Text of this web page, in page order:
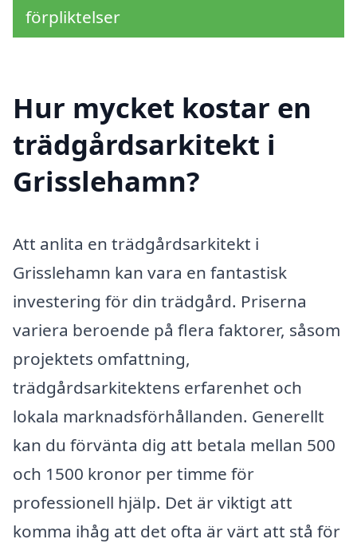
förpliktelser
Hur mycket kostar en
trädgårdsarkitekt i
Grisslehamn?
Att anlita en trädgårdsarkitekt i
Grisslehamn kan vara en fantastisk
investering för din trädgård. Priserna
variera beroende på flera faktorer, såsom
projektets omfattning,
trädgårdsarkitektens erfarenhet och
lokala marknadsförhållanden. Generellt
kan du förvänta dig att betala mellan 500
och 1500 kronor per timme för
professionell hjälp. Det är viktigt att
komma ihåg att det ofta är värt att stå för